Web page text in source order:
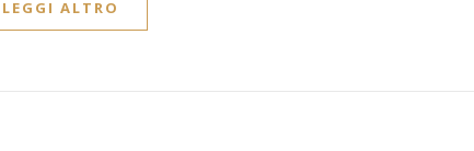
LEGGI ALTRO